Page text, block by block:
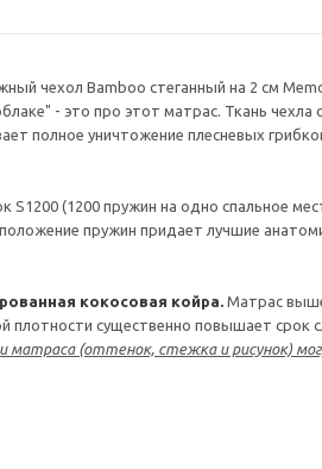
чехол Bamboo стеганный на 2 см
- это про этот матрас. Ткань чехла
полное уничтожение плесневых
S1200 (1200 пружин на одно спальное
пружин придает лучшие
кокосовая койра. Матрас
существенно повышает срок
матраса (оттенок, стежка и рисунок)